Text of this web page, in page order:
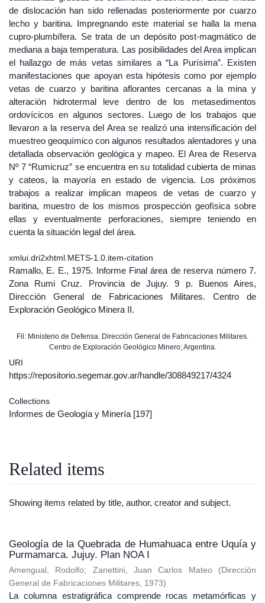
de dislocación han sido rellenadas posteriormente por cuarzo
lecho y baritina. Impregnando este material se halla la mena
cupro-plumbífera. Se trata de un depósito post-magmático de
mediana a baja temperatura. Las posibilidades del Area implican
el hallazgo de más vetas similares a “La Purísima”. Existen
manifestaciones que apoyan esta hipótesis como por ejemplo
vetas de cuarzo y baritina aflorantes cercanas a la mina y
alteración hidrotermal leve dentro de los metasedimentos
ordovícicos en algunos sectores. Luego de los trabajos que
llevaron a la reserva del Area se realizó una intensificación del
muestreo geoquímico con algunos resultados alentadores y una
detallada observación geológica y mapeo. El Area de Reserva
Nº 7 “Rumicruz” se encuentra en su totalidad cubierta de minas
y cateos, la mayoría en estado de vigencia. Los próximos
trabajos a realizar implican mapeos de vetas de cuarzo y
baritina, muestro de los mismos prospección geofísica sobre
ellas y eventualmente perforaciones, siempre teniendo en
cuenta la situación legal del área.
xmlui.dri2xhtml.METS-1.0.item-citation
Ramallo, E. E., 1975. Informe Final área de reserva número 7.
Zona Rumi Cruz. Provincia de Jujuy. 9 p. Buenos Aires,
Dirección General de Fabricaciones Militares. Centro de
Exploración Geológico Minera II.
Fil: Ministerio de Defensa. Dirección General de Fabricaciones Militares.
Centro de Exploración Geológico Minero; Argentina.
URI
https://repositorio.segemar.gov.ar/handle/308849217/4324
Collections
Informes de Geología y Minería [197]
Related items
Showing items related by title, author, creator and subject.
Geología de la Quebrada de Humahuaca entre Uquía y
Purmamarca. Jujuy. Plan NOA I
Amengual, Rodolfo; Zanettini, Juan Carlos Mateo (Dirección
General de Fabricaciones Militares, 1973)
La columna estratigráfica comprende rocas metamórficas y